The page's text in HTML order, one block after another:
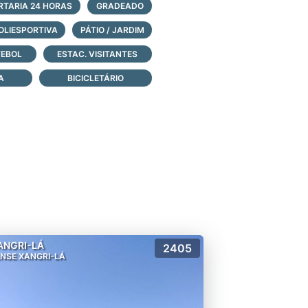
24 HORAS GRADEADO
PÁTIO / JARDIM
ESTAC. VISITANTES
BICICLETÁRIO
LÁ
XANGRI-LÁ
2405